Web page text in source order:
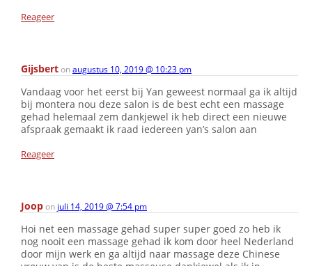
Reageer
Gijsbertonaugustus 10, 2019 @ 10:23 pm
Vandaag voor het eerst bij Yan geweest normaal ga ik altijd
bij montera nou deze salon is de best echt een massage
gehad helemaal zem dankjewel ik heb direct een nieuwe
afspraak gemaakt ik raad iedereen yan’s salon aan
Reageer
Joopon juli 14, 2019 @ 7:54 pm
Hoi net een massage gehad super super goed zo heb ik
nog nooit een massage gehad ik kom door heel Nederland
door mijn werk en ga altijd naar massage deze Chinese